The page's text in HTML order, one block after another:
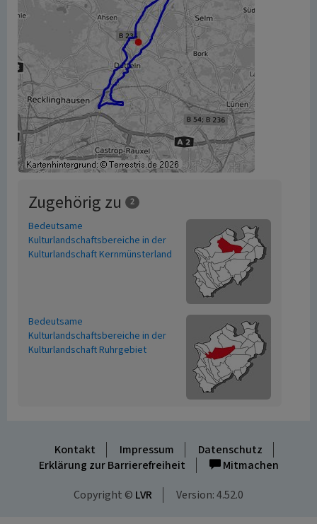
Zugehörig zu 2
Bedeutsame
Kulturlandschaftsbereiche in der
Kulturlandschaft Kernmünsterland
Bedeutsame
Kulturlandschaftsbereiche in der
Kulturlandschaft Ruhrgebiet
Kontakt Impressum
Datenschutz
Erklärung zur Barrierefreiheit
Mitmachen
Copyright © LVR Version: 4.52.0